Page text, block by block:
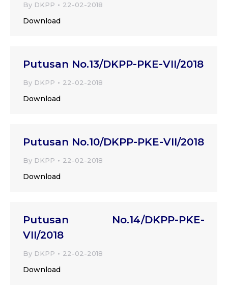
By DKPP 22-02-2018
Download
Putusan No.13/DKPP-PKE-VII/2018
By DKPP 22-02-2018
Download
Putusan No.10/DKPP-PKE-VII/2018
By DKPP 22-02-2018
Download
Putusan No.14/DKPP-PKE-
VII/2018
By DKPP 22-02-2018
Download